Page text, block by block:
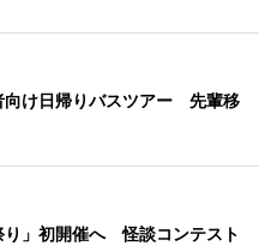
向け日帰りバスツアー 先輩移
り」初開催へ 怪談コンテスト